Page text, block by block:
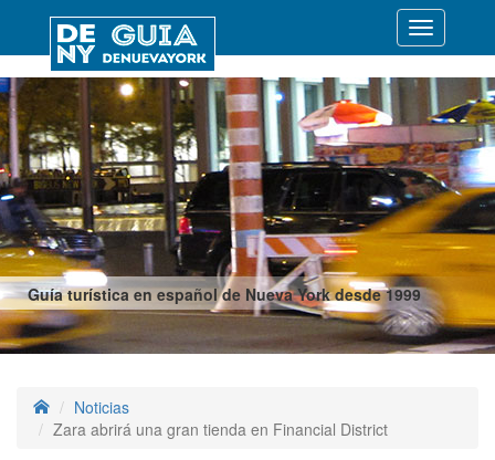
Guía turística en español de Nueva York desde 1999
Desplegar
Noticias
Zara abrirá una gran tienda en Financial District